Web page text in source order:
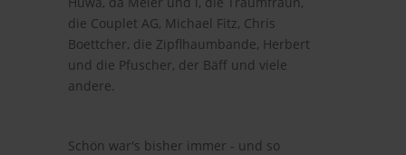
die Couplet AG, Michael Fitz, Chris
Boettcher, die Zipflhaumbande, Herbert
und die Pfuscher, der Bäff und viele
andere.
Schön war's bisher immer - und so